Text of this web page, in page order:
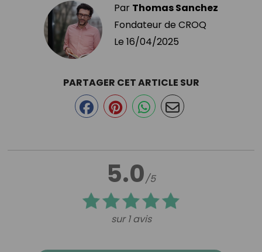
Par Thomas Sanchez
Fondateur de CROQ
Le 16/04/2025
5.0/5
sur 1 avis
PARTAGER CET ARTICLE SUR